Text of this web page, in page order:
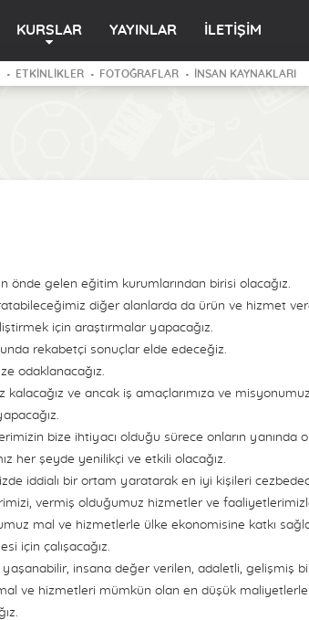
KURSLAR YAYINLAR İLETİŞİM
ETKİNLİKLER FOTOĞRAFLAR İNSAN KAYNAKLARI
önde gelen eğitim kurumlarından birisi olacağız.
diğer alanlarda da ürün ve hizmet
için araştırmalar yapacağız.
rekabetçi sonuçlar elde edeceğiz.
odaklanacağız.
kalacağız ve ancak iş amaçlarımıza ve
bize ihtiyacı olduğu sürece onların yanında
her şeyde yenilikçi ve etkili olacağız.
iddialı bir ortam yaratarak en iyi kişileri
vermiş olduğumuz hizmetler ve
mal ve hizmetlerle ülke ekonomisine katkı
için çalışacağız.
yaşanabilir, insana değer verilen, adaletli, gelişmiş
ve hizmetleri mümkün olan en düşük